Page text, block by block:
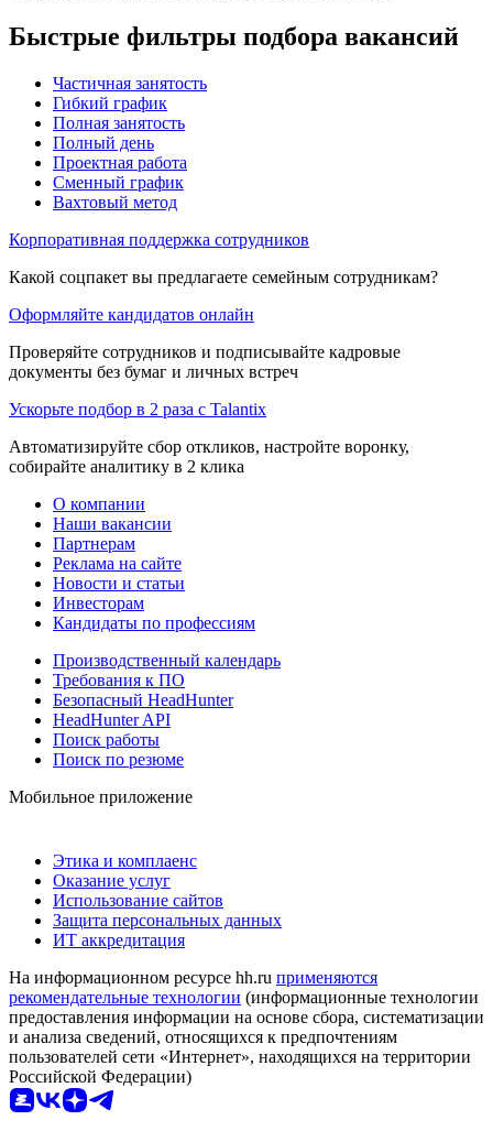
Быстрые фильтры подбора вакансий
Частичная занятость
Гибкий график
Полная занятость
Полный день
Проектная работа
Сменный график
Вахтовый метод
Корпоративная поддержка сотрудников
Какой соцпакет вы предлагаете семейным сотрудникам?
Оформляйте кандидатов онлайн
Проверяйте сотрудников и подписывайте кадровые
документы без бумаг и личных встреч
Ускорьте подбор в 2 раза с Talantix
Автоматизируйте сбор откликов, настройте воронку,
собирайте аналитику в 2 клика
О компании
Наши вакансии
Партнерам
Реклама на сайте
Новости и статьи
Инвесторам
Кандидаты по профессиям
Производственный календарь
Требования к ПО
Безопасный HeadHunter
HeadHunter API
Поиск работы
Поиск по резюме
Мобильное приложение
Этика и комплаенс
Оказание услуг
Использование сайтов
Защита персональных данных
ИТ аккредитация
На информационном ресурсе hh.ru применяются
рекомендательные технологии (информационные технологии
предоставления информации на основе сбора, систематизации
и анализа сведений, относящихся к предпочтениям
пользователей сети «Интернет», находящихся на территории
Российской Федерации)